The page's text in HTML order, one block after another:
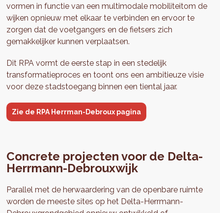
vormen in functie van een multimodale mobiliteitom de
wijken opnieuw met elkaar te verbinden en ervoor te
zorgen dat de voetgangers en de fietsers zich
gemakkelijker kunnen verplaatsen.
Dit RPA vormt de eerste stap in een stedelijk
transformatieproces en toont ons een ambitieuze visie
voor deze stadstoegang binnen een tiental jaar.
Zie de RPA Herrman-Debroux pagina
Concrete projecten voor de Delta-
Herrmann-Debrouxwijk
Parallel met de herwaardering van de openbare ruimte
worden de meeste sites op het Delta-Herrmann-